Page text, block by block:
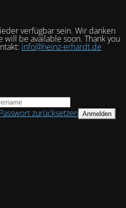
verfügbar sein. Wir danken
be available soon. Thank you
info@heinz-erhardt.de
zurücksetzen